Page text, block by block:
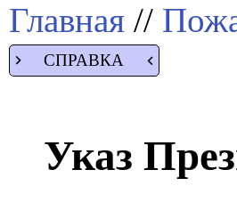
Главная //
СПРАВКА
Указ